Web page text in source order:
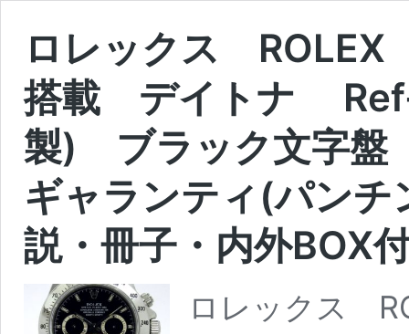
ロレックス
搭載 デイトナ
製) ブラック文
ギャランティ(パン
説・冊子・内外BOX
ロレックス